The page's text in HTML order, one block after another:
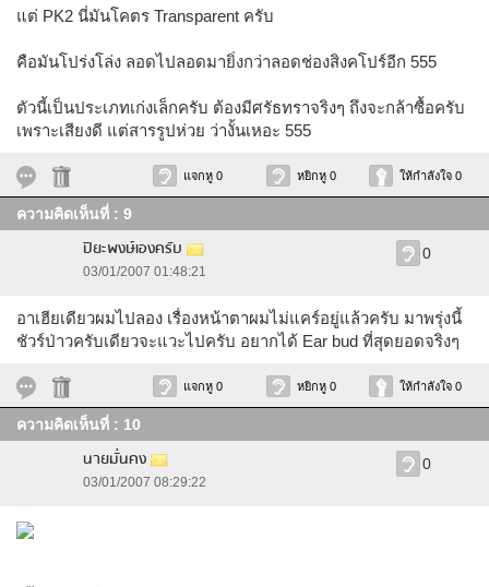
แต่ PK2 นี่มันโคตร Transparent ครับ
คือมันโปร่งโล่ง ลอดไปลอดมายิ่งกว่าลอดช่องสิงคโปร์อีก 555
ตัวนี้เป็นประเภทเก่งเล็กครับ ต้องมีศรัธทราจริงๆ ถึงจะกล้าซื้อครับ
เพราะเสียงดี แต่สารรูปห่วย ว่างั้นเหอะ 555
แจกหู 0 หยิกหู 0 ให้กำลังใจ 0
ความคิดเห็นที่ : 9
ปิยะพงษ์เองครับ
03/01/2007 01:48:21
0
อาเฮียเดียวผมไปลอง เรื่องหน้าตาผมไม่แคร์อยู่แล้วครับ มาพรุ่งนี้
ชัวร์ป่าวครับเดียวจะแวะไปครับ อยากได้ Ear bud ที่สุดยอดจริงๆ
แจกหู 0 หยิกหู 0 ให้กำลังใจ 0
ความคิดเห็นที่ : 10
นายมั่นคง
03/01/2007 08:29:22
0